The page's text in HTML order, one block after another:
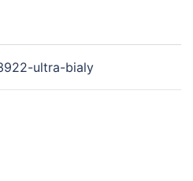
ultra-bialy